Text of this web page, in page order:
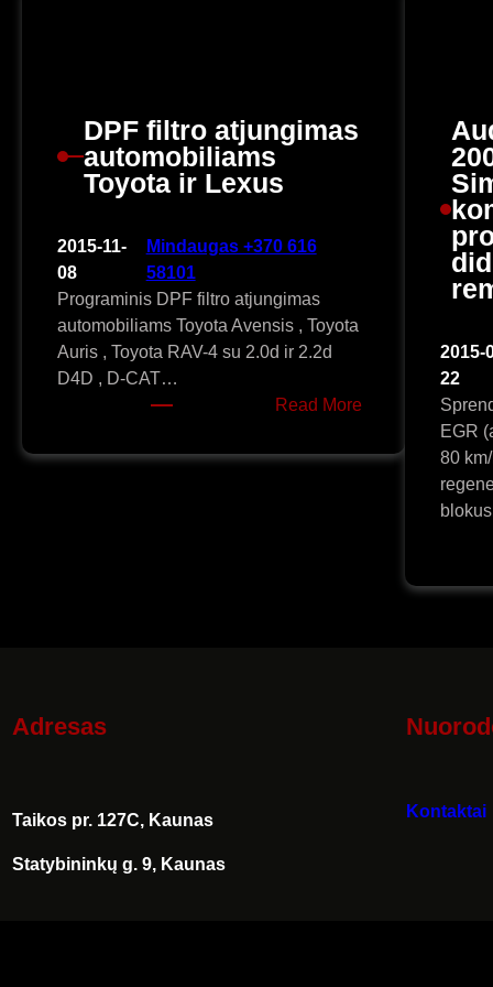
DPF filtro atjungimas
automobiliams
Toyota ir Lexus
2015-11-
08
Mindaugas +370 616
58101
Programinis DPF filtro atjungimas
automobiliams Toyota Avensis , Toyota
Auris , Toyota RAV-4 su 2.0d ir 2.2d
D4D , D-CAT…
Read More:
filtro
atjungimas
automobiliams
Lexus
2015-
22
EGR
80
Adresas
Taikos pr. 127C, Kaunas
Statybininkų g. 9, Kaunas
Kontaktai